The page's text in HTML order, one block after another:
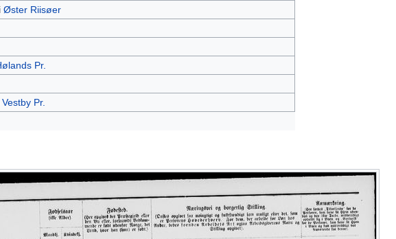
Øster Riisøer
Pr.
Vestby Pr.